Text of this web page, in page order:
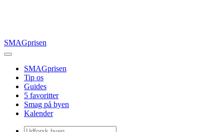
SMAGprisen
SMAGprisen
Tip os
Guides
5 favoritter
Smag på byen
Kalender